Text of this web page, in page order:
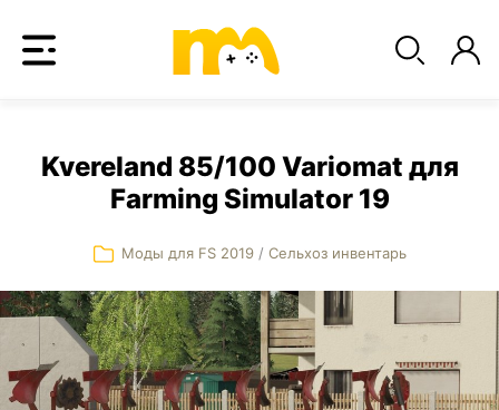
Kvereland 85/100 Variomat для
Farming Simulator 19
Моды для FS 2019/ Сельхоз инвентарь